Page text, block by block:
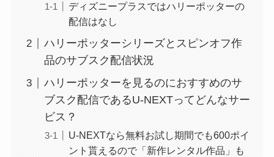
ディズニープラスではハリーポッターの
配信はなし
ハリーポッターシリーズとスピンオフ作
品のサブスク配信状況
ハリーポッターを見るのにおすすめのサ
ブスク配信であるU-NEXTってどんなサー
ビス？
U-NEXTなら無料お試し期間でも600ポイ
ント貰えるので「新作レンタル作品」も